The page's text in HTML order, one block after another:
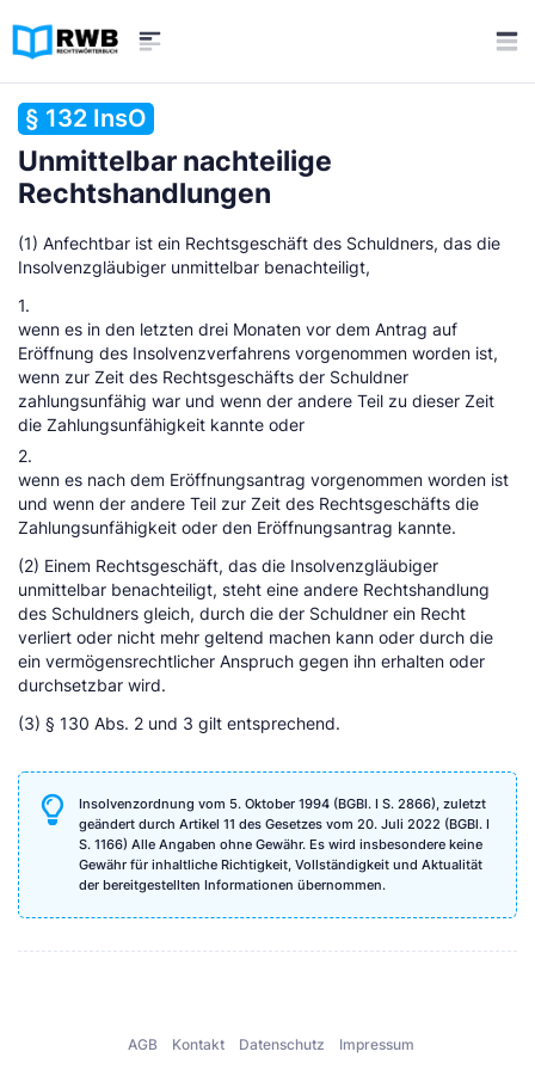
§ 132 InsO
Unmittelbar nachteilige
Rechtshandlungen
(1) Anfechtbar ist ein Rechtsgeschäft des Schuldners, das die
Insolvenzgläubiger unmittelbar benachteiligt,
1.
wenn es in den letzten drei Monaten vor dem Antrag auf
Eröffnung des Insolvenzverfahrens vorgenommen worden ist,
wenn zur Zeit des Rechtsgeschäfts der Schuldner
zahlungsunfähig war und wenn der andere Teil zu dieser Zeit
die Zahlungsunfähigkeit kannte oder
2.
wenn es nach dem Eröffnungsantrag vorgenommen worden ist
und wenn der andere Teil zur Zeit des Rechtsgeschäfts die
Zahlungsunfähigkeit oder den Eröffnungsantrag kannte.
(2) Einem Rechtsgeschäft, das die Insolvenzgläubiger
unmittelbar benachteiligt, steht eine andere Rechtshandlung
des Schuldners gleich, durch die der Schuldner ein Recht
verliert oder nicht mehr geltend machen kann oder durch die
ein vermögensrechtlicher Anspruch gegen ihn erhalten oder
durchsetzbar wird.
(3) § 130 Abs. 2 und 3 gilt entsprechend.
Insolvenzordnung vom 5. Oktober 1994 (BGBl. I S. 2866), zuletzt
geändert durch Artikel 11 des Gesetzes vom 20. Juli 2022 (BGBl. I
S. 1166) Alle Angaben ohne Gewähr. Es wird insbesondere keine
Gewähr für inhaltliche Richtigkeit, Vollständigkeit und Aktualität
der bereitgestellten Informationen übernommen.
AGB Kontakt Datenschutz Impressum